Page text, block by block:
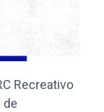
Recreativo
de